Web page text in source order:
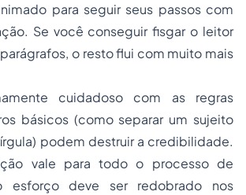
para seguir seus passos com
Se você conseguir fisgar o leitor
o resto flui com muito mais
cuidadoso com as regras
básicos (como separar um sujeito
podem destruir a credibilidade.
vale para todo o processo de
esforço deve ser redobrado nos